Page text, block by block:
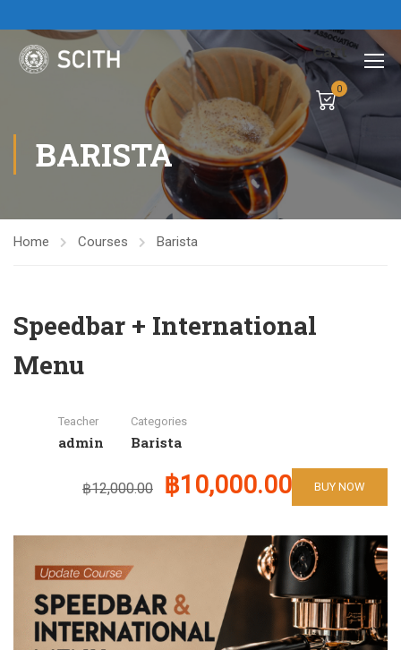
Cart
0
BARISTA
Home Courses Barista
Speedbar + International
Menu
Teacher
admin
Categories
Barista
฿12,000.00 ฿10,000.00 BUY NOW